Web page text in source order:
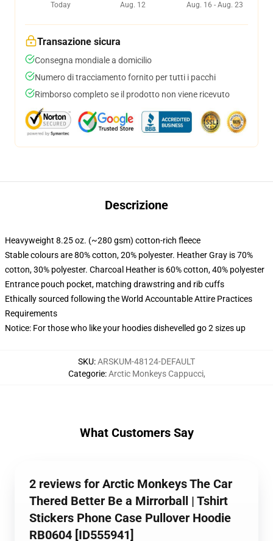
Today
Aug. 12
Aug. 16 - Aug. 23
Transazione sicura
Consegna mondiale a domicilio
Numero di tracciamento fornito per tutti i pacchi
Rimborso completo se il prodotto non viene ricevuto
Descrizione
Heavyweight 8.25 oz. (~280 gsm) cotton-rich fleece
Stable colours are 80% cotton, 20% polyester. Heather Gray is 70%
cotton, 30% polyester. Charcoal Heather is 60% cotton, 40% polyester
Entrance pouch pocket, matching drawstring and rib cuffs
Ethically sourced following the World Accountable Attire Practices
Requirements
Notice: For those who like your hoodies dishevelled go 2 sizes up
SKU:ARSKUM-48124-DEFAULT
Categorie:Arctic Monkeys Cappucci,
What Customers Say
2 reviews for Arctic Monkeys The Car
Thered Better Be a Mirrorball | Tshirt
Stickers Phone Case Pullover Hoodie
RB0604 [ID555941]